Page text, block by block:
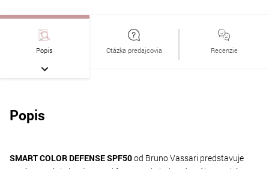
Popis Otázka predajcovia Recenzie
Popis
SMART COLOR DEFENSE SPF50od Bruno Vassari predstavuje